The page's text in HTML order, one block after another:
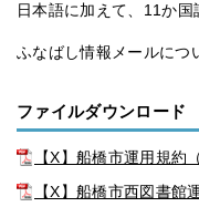
日本語に加えて、11か国
ふなばし情報メールにつ
ファイルダウンロード
【X】船橋市運用規約
【X】船橋市西図書館